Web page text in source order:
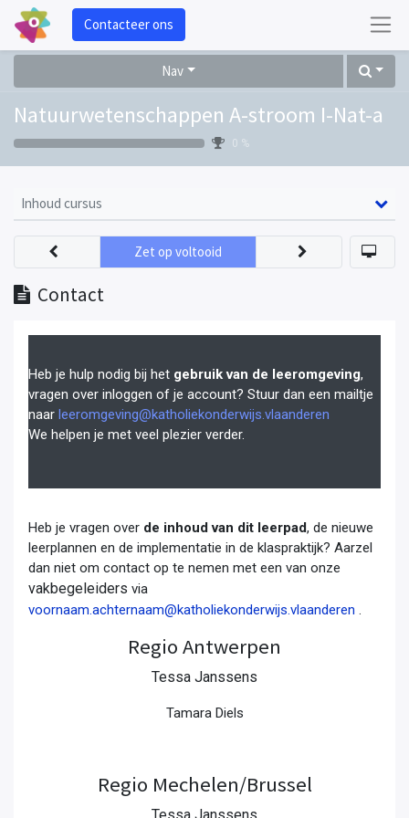
Contacteer ons
Nav
Natuurwetenschappen A-stroom I-Nat-a
0 %
Inhoud cursus
Contact
Zet op voltooid
Heb je hulp nodig bij het gebruik van de leeromgeving,
vragen over inloggen of je account? Stuur dan een mailtje
naar leeromgeving@katholiekonderwijs.vlaanderen
We helpen je met veel plezier verder.
Heb je vragen over de inhoud van dit leerpad, de nieuwe
leerplannen en de implementatie in de klaspraktijk? Aarzel
dan niet om contact op te nemen met een van onze
vakbegeleiders via
voornaam.achternaam@katholiekonderwijs.vlaanderen
Regio Antwerpen
Tessa Janssens
Tamara Diels
Regio Mechelen/Brussel
Tessa Janssens